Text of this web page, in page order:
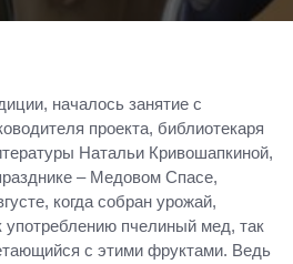
началось занятие с
проекта, библиотекаря
Натальи Кривошапкиной,
– Медовом Спасе,
когда собран урожай,
употреблению пчелиный мед, так
с этими фруктами. Ведь